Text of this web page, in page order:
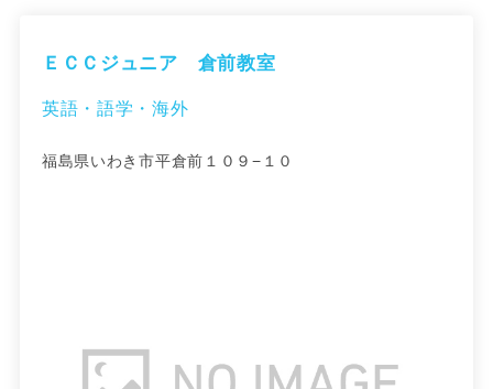
ＥＣＣジュニア 倉前教室
英語・語学・海外
福島県いわき市平倉前１０９−１０